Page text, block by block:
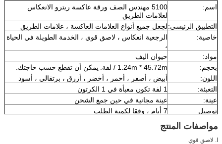
اسم:
5100 مهندس الصف ورقة عاكسة ريترو الانعكاس
لعلامات الطريق
التطبيق الرئيسي:لجعل جميع أنواع العلامات العاكسة ، علامات الطريق
خاصية:
الرجعية انعكاس ، لاصق قوي ، الخدمة الطويلة في الحياة
،
مواد:
حيوان اليف
بحجم:
1.24m * 45.72m / لفة.
يمكن أن تقطع حسب حاجتك.
اللون:
أبيض ، أصفر ، أحمر ، أخضر ، أزرق ، برتقالي ، أسود
التعبئة:
1 لفة تكون معبأة في 1 الكرتون
عينة:
عينة مجانية في حين جمع الشحن
توصيل
7 أيام ، وفقا لكمية الطلب
مواصفات المنتج
ا. لاصق قوي